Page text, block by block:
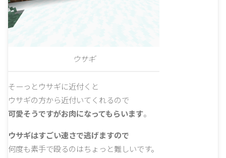
ウサギ
そーっとウサギに近付くと
ウサギの方から近付いてくれるので
可愛そうですがお肉になってもらいます。
ウサギはすごい速さで逃げますので
何度も素手で殴るのはちょっと難しいです。